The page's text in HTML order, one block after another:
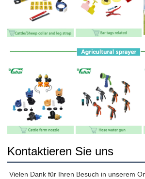
Kontaktieren Sie uns
Vielen Dank für Ihren Besuch in unserem